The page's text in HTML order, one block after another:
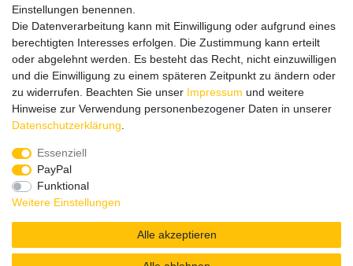
Wir verschicken klimaneutral mit DPD
Zahlungsmethoden
Zusätzlich stehen SEPA
Kreditkartewie VISA oder MasterCard,
Einstellungen benennen.
Die Datenverarbeitung kann mit Einwilligung oder aufgrund eines
berechtigten Interesses erfolgen. Die Zustimmung kann erteilt
oder abgelehnt werden. Es besteht das Recht, nicht einzuwilligen
und die Einwilligung zu einem späteren Zeitpunkt zu ändern oder
zu widerrufen. Beachten Sie unser Impressum und weitere
Hinweise zur Verwendung personenbezogener Daten in unserer
Daten­schutz­erklärung
Essenziell
PayPal
Funktional
Weitere Einstellungen
Alle akzeptieren